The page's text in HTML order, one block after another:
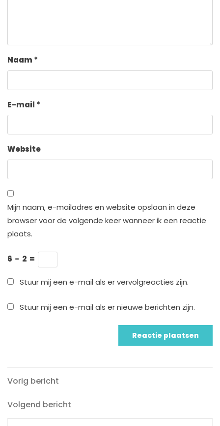
Naam *
E-mail *
Website
Mijn naam, e-mailadres en website opslaan in deze
browser voor de volgende keer wanneer ik een reactie
plaats.
6 − 2 =
Stuur mij een e-mail als er vervolgreacties zijn.
Stuur mij een e-mail als er nieuwe berichten zijn.
Berichtnavigatie
Vorig
Vorig bericht
Volgend
Volgend bericht